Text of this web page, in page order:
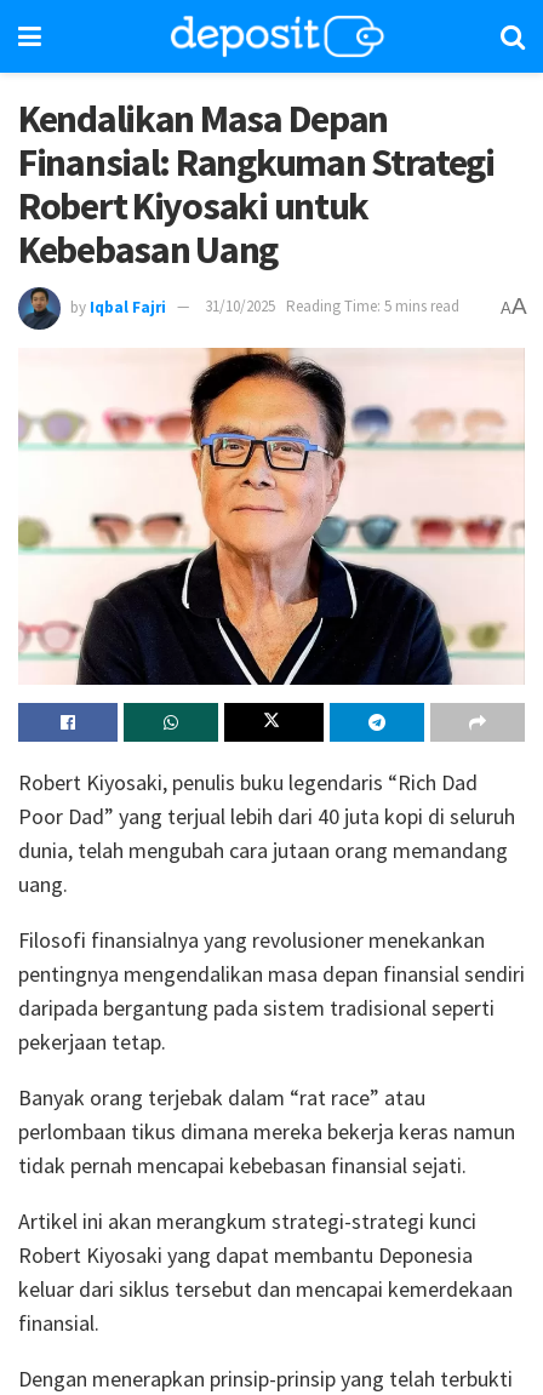
Kendalikan Masa Depan
Finansial: Rangkuman Strategi
Robert Kiyosaki untuk
Kebebasan Uang
by Iqbal Fajri 31/10/2025 Reading Time: 5 mins read AA
Robert Kiyosaki, penulis buku legendaris “Rich Dad
Poor Dad” yang terjual lebih dari 40 juta kopi di seluruh
dunia, telah mengubah cara jutaan orang memandang
uang.
Filosofi finansialnya yang revolusioner menekankan
pentingnya mengendalikan masa depan finansial sendiri
daripada bergantung pada sistem tradisional seperti
pekerjaan tetap.
Banyak orang terjebak dalam “rat race” atau
perlombaan tikus dimana mereka bekerja keras namun
tidak pernah mencapai kebebasan finansial sejati.
Artikel ini akan merangkum strategi-strategi kunci
Robert Kiyosaki yang dapat membantu Deponesia
keluar dari siklus tersebut dan mencapai kemerdekaan
finansial.
Dengan menerapkan prinsip-prinsip yang telah terbukti